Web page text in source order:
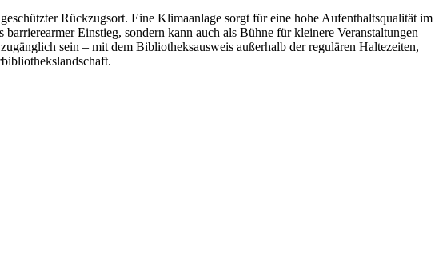
Rückzugsort. Eine Klimaanlage sorgt für eine hohe Aufenthaltsqualität im
Einstieg, sondern kann auch als Bühne für kleinere Veranstaltungen
sein – mit dem Bibliotheksausweis außerhalb der regulären Haltezeiten,